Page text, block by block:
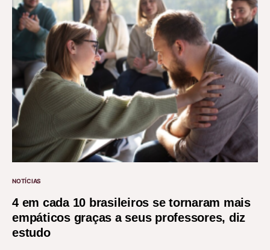
NOTÍCIAS
4 em cada 10 brasileiros se tornaram mais
empáticos graças a seus professores, diz
estudo